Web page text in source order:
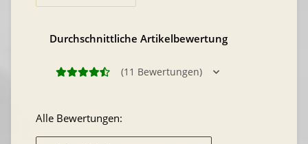
Durchschnittliche Artikelbewertung
(11 Bewertungen)
Alle Bewertungen: